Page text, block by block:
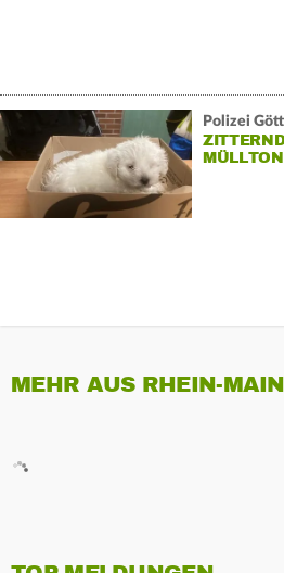
Polizei
MEHR AUS RHEIN-MAIN